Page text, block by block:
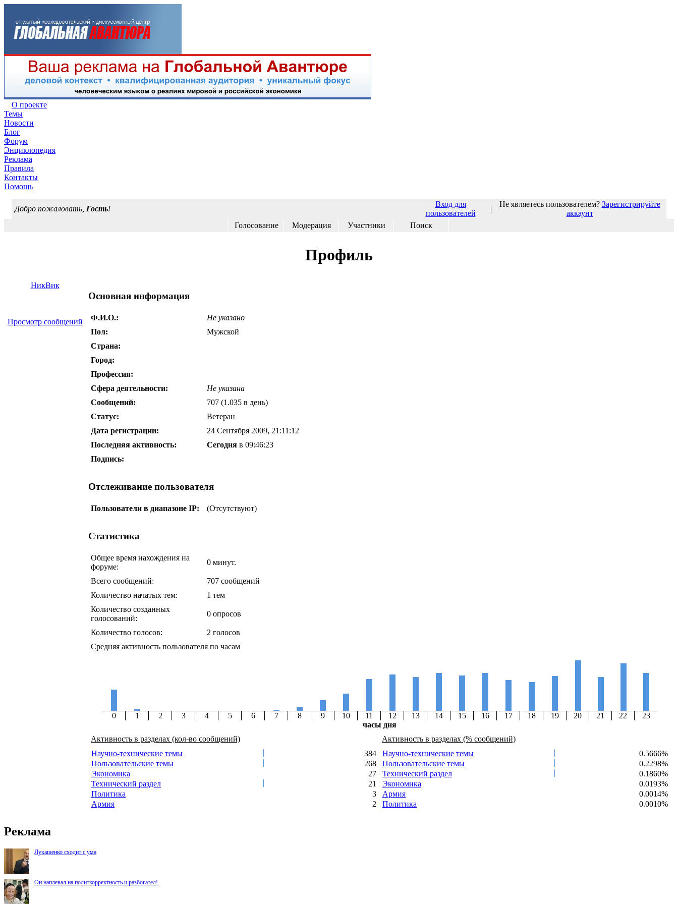
О проекте
Темы
Новости
Блог
Форум
Энциклопедия
Реклама
Правила
Контакты
Помощь
Добро пожаловать, Гость!
Вход для
пользователей
|
Не являетесь пользователем? Зарегистрируйте
аккаунт
Голосование
Модерация Участники Поиск
Профиль
НикВик
Просмотр сообщений
Основная информация
Ф.И.О.:
Не указано
Пол:
Мужской
Страна:
Город:
Профессия:
Сфера деятельности:
Не указана
Сообщений:
707 (1.035 в день)
Статус:
Ветеран
Дата регистрации:
24 Сентября 2009, 21:11:12
Последняя активность:
Сегодня в 09:46:23
Подпись:
Отслеживание пользователя
Пользователи в диапазоне IP: (Отсутствуют)
Статистика
Общее время нахождения на
форуме:
0 минут.
Всего сообщений:
707 сообщений
Количество начатых тем:
1 тем
Количество созданных
голосований:
0 опросов
Количество голосов:
2 голосов
Средняя активность пользователя по часам
0 1 2 3 4 5 6 7 8 9 10 11 12 13 14 15 16 17 18 19 20 21 22
23
часы дня
Активность в разделах (кол-во сообщений)
Активность в разделах (% сообщений)
Научно-технические темы
384
Пользовательские темы
268
Экономика
27
Технический раздел
21
Политика
3
Армия
2
Научно-технические темы
0.5666%
Пользовательские темы
0.2298%
Технический раздел
0.1860%
Экономика
0.0193%
Армия
0.0014%
Политика
0.0010%
Реклама
Лукашенко сходит с ума
Он наплевал на политкорректность и разбогател!